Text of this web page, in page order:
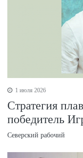
1 июля 2026
Стратегия
победитель
Северский рабочий